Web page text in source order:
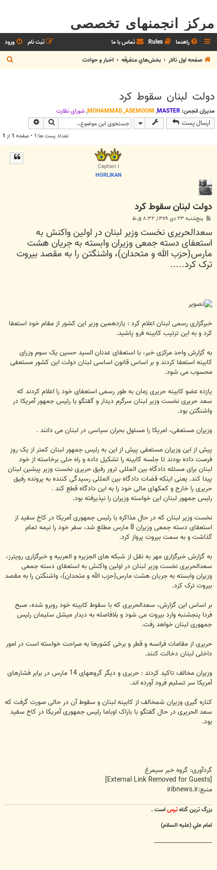
مرکز انجمنهای تخصصی
راهنما Rules تماس با ما ورود
ثبت نام
صفحه اول تالار
بخش‌‌هاي متفرقه اخبار و حوادث
س
دولت لبنان سقوط کرد
مدیران انجمن: MASTER
,
MOHAMMAD_ASEMOONI
,شوراي نظارت
ارسال پست جستجو
تعداد پست ها:1 • صفحه 1 از 1
Captain I
HORLIKAN
دولت لبنان سقوط کرد
س
ت
پنج‌شنبه ۲۳ دی ۱۳۸۹, ۸:۳۲ ق.ظ
سعدالحریری نخست وزیر لبنان در اولین واکنش به
استعفای دسته جمعی وزیران وابسته به جریان هشت
مارس(حزب الله و متحدان)، واشنگتن را به مقصد بیروت
ترک کرد.....
خبرگزاری رسمی لبنان اعلام کرد : یازدهمین وزیر این کشور از مقام خود استعفا
کرد و به این ترتیب کابینه فرو پاشید.
به گزارش واحد مرکزی خبر، با استعفای عدنان السید حسین یک سوم وزرای
کابینه استعفا کردند و بر اساس قانون اساسی لبنان دولت این کشور مستعفی
محسوب می شود.
یازده عضو کابینه حریری زمان به طور رسمی استعفای خود را اعلام کردند که
سعد حریری نخست وزیر لبنان سرگرم دیدار و گفتگو با رئیس جمهور آمریکا در
واشنگتن بود.
وزیران مستعفی، امریکا را مسئول بحران سیاسی در لبنان می دانند .
پیش از این وزیران مستعفی پیش از این به رئیس جمهور لبنان کمتر از یک روز
فرصت داده بودند تا جلسه کابینه را تشکیل داده و راه حلی برخاسته از خود
لبنان برای مسئله دادگاه بین المللی ترور رفیق حریری نخست وزیر پیشین لبنان
پیدا کند. یعنی اینکه قضات دادگاه بین المللی رسیدگی کننده به پرونده رفیق
حریری را خارج و کمکهای مالی خود را به این دادگاه قطع کند .
رئیس جمهور لبنان این خواسته وزیران را نپذیرفته بود.
نخست وزیر لبنان که در حال مذاکره با رئیس جمهوری آمریکا در کاخ سفید از
استعفای دسته جمعی وزیران 8 مارس مطلع شد، سفر خود را نیمه تمام
گذاشت و به سمت بیروت پرواز کرد.
به گزارش خبرگزاری مهر به نقل از شبکه های الجزیره و العربیه و خبرگزاری رویترز،
سعدالحریری نخست وزیر لبنان در اولین واکنش به استعفای دسته جمعی
وزیران وابسته به جریان هشت مارس(حزب الله و متحدان)، واشنگتن را به مقصد
بیروت ترک کرد.
بر اساس این گزارش، سعدالحریری که با سقوط کابینه خود روبرو شده، صبح
فردا پنجشنبه وارد بیروت می شود و بلافاصله به دیدار میشل سلیمان رئیس
جمهوری لبنان خواهد رفت.
حریری از مقامات فرانسه و قطر و برخی کشورها به صراحت خواسته است در امور
داخلی لبنان دخالت کنند.
وزیران مخالف تاکید کردند : حریری و دیگر گروههای 14 مارس در برابر فشارهای
آمریکا سر تسلیم فرود آورده اند.
کناره گیری وزیران شمخالف از کابینه لبنان و سقوط آن در حالی صورت گرفت که
سعد الحریری در حال گفتگو با باراک اوباما رئیس جمهوری آمریکا در کاخ سفید
بود.
گردآوری: گروه خبر سیمرغ
[External Link Removed for Guests]
منبع:iribnews.ir
بزرگ ترين گناهترس است .
امام علي (عليه السلام)
________________________